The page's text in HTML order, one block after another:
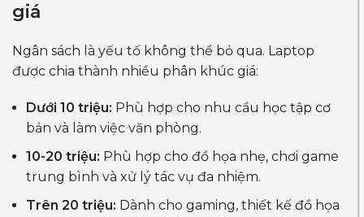
giá
Ngân sách là yếu tố không thể bỏ qua. Laptop
được chia thành nhiều phân khúc giá:
Dưới 10 triệu: Phù hợp cho nhu cầu học tập cơ
bản và làm việc văn phòng.
10-20 triệu: Phù hợp cho đồ họa nhẹ, chơi game
trung bình và xử lý tác vụ đa nhiệm.
Trên 20 triệu: Dành cho gaming, thiết kế đồ họa